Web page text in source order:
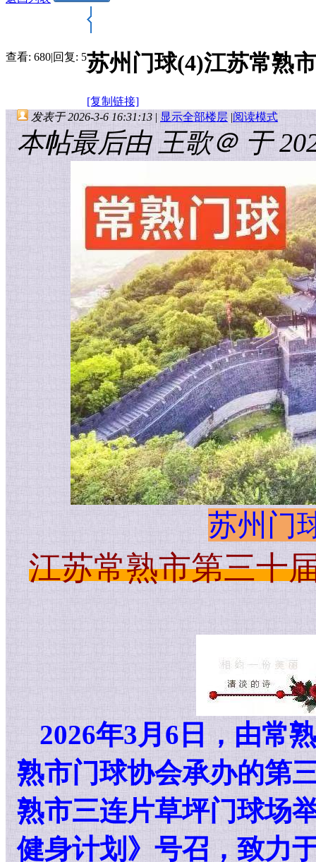
查看: 680|回复: 5苏州门球(4)江苏常熟
[复制链接]
发表于 2026-3-6 16:31:13 | 显示全部楼层 |阅读模式
本帖最后由 王歌＠ 于
苏州门
江苏常熟市第三十
2026年3月6日，由常
熟市门球协会承办的第
熟市三连片草坪门球场
健身计划》号召，致力